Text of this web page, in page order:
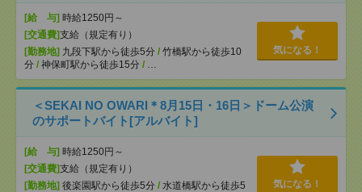
[給 与] 時給1250円～
[交通費]支給（規定有り）
[勤務地] 九段下駅から徒歩5分 / 竹橋駅から徒歩10
分 / 神保町駅から徒歩15分 / …
気になる！
＜SEKAI NO OWARI＊8月15日・16日＞ドーム公演
のサポートバイト[アルバイト]
[給 与] 時給1250円～
[交通費]支給（規定有り）
[勤務地] 後楽園駅から徒歩5分 / 水道橋駅から徒歩5
気になる！